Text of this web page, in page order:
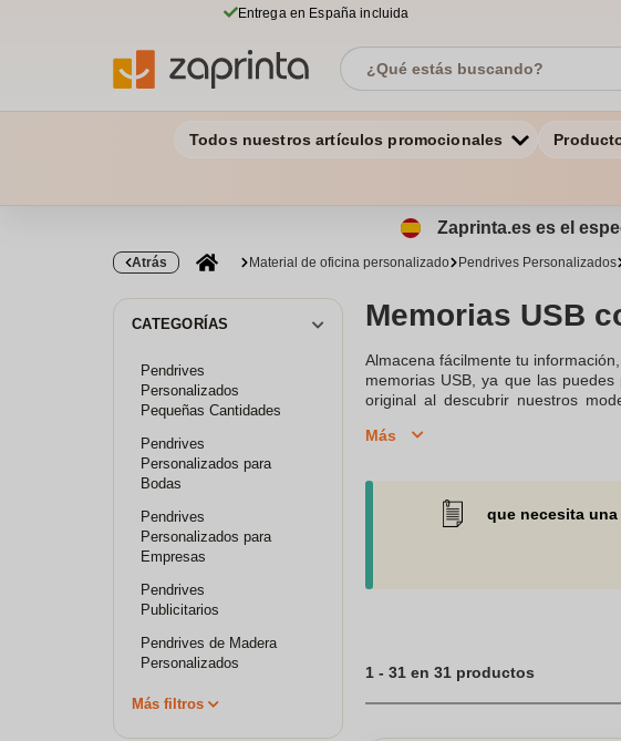
Entrega en España incluida
Todos nuestros artículos promocionales
Zaprinta.es es el
Atrás Material de oficina personalizado Pendrives Personalizados
CATEGORÍAS
Pendrives
Personalizados
Pequeñas Cantidades
Pendrives
Personalizados para
Bodas
Pendrives
Personalizados para
Empresas
Pendrives
Publicitarios
Pendrives de Madera
Personalizados
Más filtros
Memorias USB
Almacena fácilmente tu
memorias USB, ya que las
original al descubrir nuestros
evento o escenario. No dudes en
Más
que necesita
1 - 31 en 31 productos